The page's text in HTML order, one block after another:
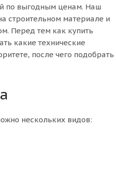
по выгодным ценам. Наш
строительном материале и
Перед тем как купить
какие технические
после чего подобрать
нескольких видов: